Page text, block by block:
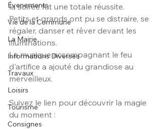
Évenements
Vie de la Commune
La Mairie
Informations Diverses
Travaux
Loisirs
Tourisme
Consignes
la soirée fut une totale réussite.
Petits et grands ont pu se distraire, se
régaler, danser et rêver devant les
illuminations.
La musique accompagnant le feu
d'artifice a ajouté du grandiose au
merveilleux.
Suivez le lien pour découvrir la magie
du moment :